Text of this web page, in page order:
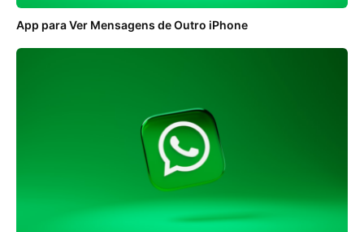
App para Ver Mensagens de Outro iPhone